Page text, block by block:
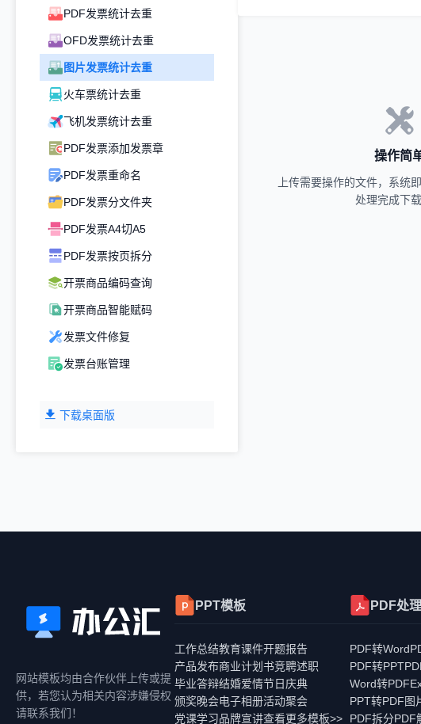
PDF发票统计去重
OFD发票统计去重
图片发票统计去重
火车票统计去重
飞机发票统计去重
PDF发票添加发票章
PDF发票重命名
PDF发票分文件夹
PDF发票A4切A5
PDF发票按页拆分
开票商品编码查询
开票商品智能赋码
发票文件修复
发票台账管理
下载桌面版
操作简
上传需要操作的文件，系统
处理完成下
网站模板均由合作伙伴上传或提
供，若您认为相关内容涉嫌侵权
请联系我们！
PPT模板
工作总结教育课件开题报告
产品发布商业计划书竞聘述职
毕业答辩结婚爱情节日庆典
颁奖晚会电子相册活动聚会
党课学习品牌宣讲查看更多模板>>
PDF处理
PDF转Word
PDF转PPT
Word转PDF
PPT转PDF图
PDF拆分PDF